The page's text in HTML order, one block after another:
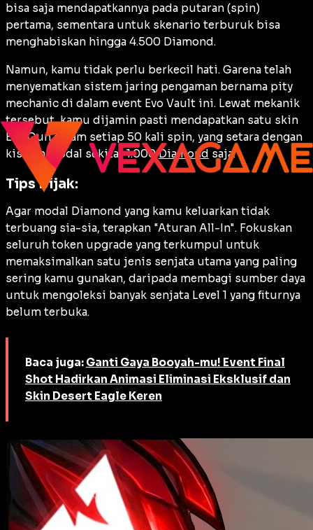
bisa saja mendapatkannya pada putaran (spin)
pertama, sementara untuk skenario terburuk bisa
menghabiskan hingga 4.500 Diamond.
Namun, kamu tidak perlu berkecil hati. Garena telah
menyematkan sistem jaring pengaman bernama pity
mechanic di dalam event Evo Vault ini. Lewat mekanik
tersebut, kamu dijamin pasti mendapatkan satu skin
Evo Gun dalam setiap 50 kali spin, yang setara dengan
kisaran modal sekitar 1.000Diamond saja.
Tips Bijak:
Agar modal Diamond yang kamu keluarkan tidak
terbuang sia-sia, terapkan "Aturan All-In". Fokuskan
seluruh token upgrade yang terkumpul untuk
memaksimalkan satu jenis senjata utama yang paling
sering kamu gunakan, daripada membagi sumber daya
untuk mengoleksi banyak senjata Level 1 yang fiturnya
belum terbuka.
Baca juga: Ganti Gaya Booyah-mu! Event Final
Shot Hadirkan Animasi Eliminasi Eksklusif dan
Skin Desert Eagle Keren